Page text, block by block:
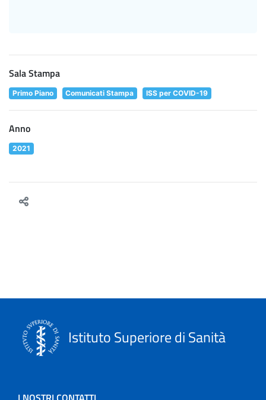
Sala Stampa
Primo Piano Comunicati Stampa ISS per COVID-19
Anno
2021
Istituto Superiore di Sanità